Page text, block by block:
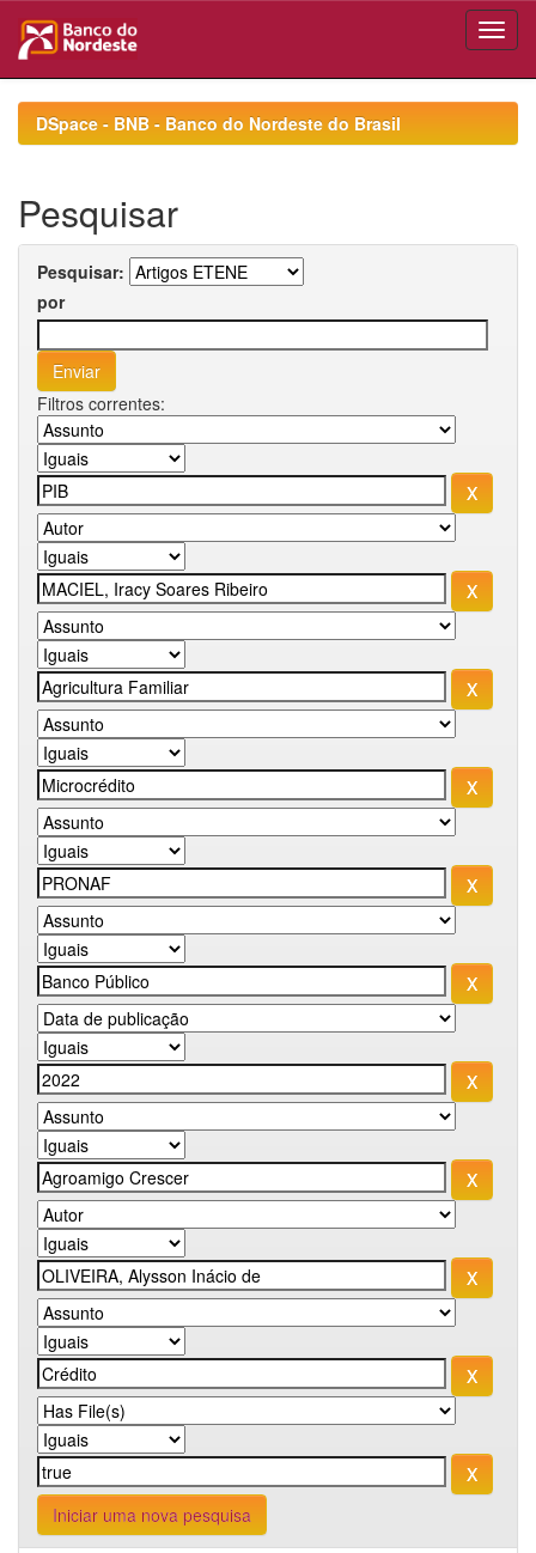
navigationDSpace - BNB - Banco do Nordeste do Brasil
Pesquisar
Pesquisar:
por
Filtros correntes:
Iniciar uma nova pesquisa